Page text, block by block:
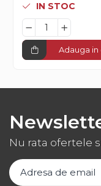
IN STOC
Adauga in
Nu rata ofertele